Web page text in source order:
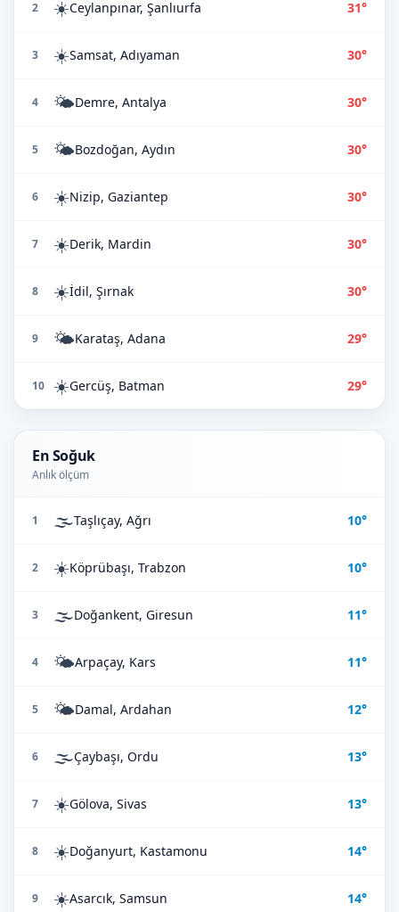
2 ☀️Ceylanpınar, Şanlıurfa 31°
3 ☀️Samsat, Adıyaman 30°
4 🌤️Demre, Antalya 30°
5 🌤️Bozdoğan, Aydın 30°
6 ☀️Nizip, Gaziantep 30°
7 ☀️Derik, Mardin 30°
8 ☀️İdil, Şırnak 30°
9 🌤️Karataş, Adana 29°
10 ☀️Gercüş, Batman 29°
En Soğuk
Anlık ölçüm
1 🌫️Taşlıçay, Ağrı 10°
2 ☀️Köprübaşı, Trabzon 10°
3 🌫️Doğankent, Giresun 11°
4 🌤️Arpaçay, Kars 11°
5 🌤️Damal, Ardahan 12°
6 🌫️Çaybaşı, Ordu 13°
7 ☀️Gölova, Sivas 13°
8 ☀️Doğanyurt, Kastamonu 14°
9 ☀️Asarcık, Samsun 14°